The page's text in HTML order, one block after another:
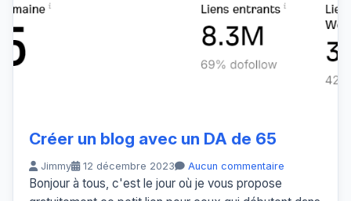
Créer un blog avec un DA de 65
Jimmy 12 décembre 2023 Aucun commentaire
Bonjour à tous, c'est le jour où je vous propose